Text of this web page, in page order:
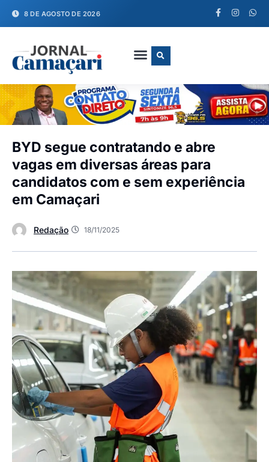
8 DE AGOSTO DE 2026
BYD segue contratando e abre
vagas em diversas áreas para
candidatos com e sem experiência
em Camaçari
Redação 18/11/2025